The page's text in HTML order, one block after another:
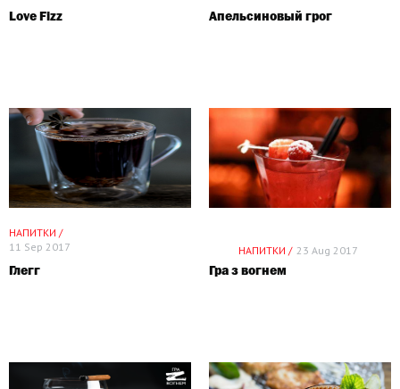
Love Fizz Апельсиновый грог
НАПИТКИ /
11 Sep 2017
Глегг
НАПИТКИ / 23 Aug 2017
Гра з вогнем